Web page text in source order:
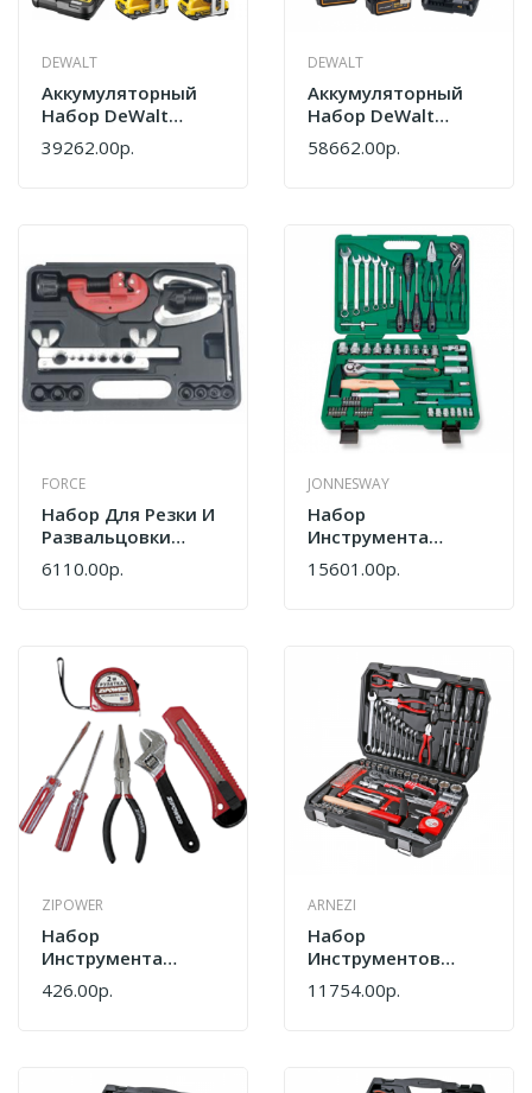
DEWALT
Аккумуляторный
Набор DeWalt
DCK2110L2T-QW
39262.00р.
DEWALT
Аккумуляторный
Набор DeWalt
McLaren Limited
Edition
58662.00р.
FORCE
Набор Для Резки И
Развальцовки
Дюймовых Трубок
Force 656
6110.00р.
JONNESWAY
Набор
Инструмента
1/4&1/2DR 60пр
Jonnesway
15601.00р.
ZIPOWER
Набор
Инструмента
Zipower PM 5160
426.00р.
ARNEZI
Набор
Инструментов
Arnezi 101 Шт
R0900101
11754.00р.